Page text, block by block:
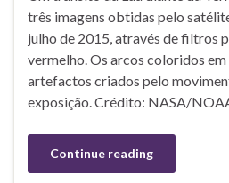
três imagens obtidas pelo
julho de 2015, através de filtros
vermelho. Os arcos coloridos em
artefactos criados pelo
exposição. Crédito: NASA/
Continue reading